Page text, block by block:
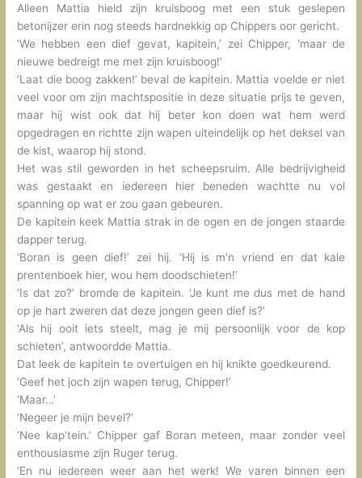
Alleen Mattia hield zijn kruisboog met een stuk geslepen
betonijzer erin nog steeds hardnekkig op Chippers oor gericht.
‘We hebben een dief gevat, kapitein,’ zei Chipper, ‘maar de
nieuwe bedreigt me met zijn kruisboog!’
‘Laat die boog zakken!’ beval de kapitein. Mattia voelde er niet
veel voor om zijn machtspositie in deze situatie prijs te geven,
maar hij wist ook dat hij beter kon doen wat hem werd
opgedragen en richtte zijn wapen uiteindelijk op het deksel van
de kist, waarop hij stond.
Het was stil geworden in het scheepsruim. Alle bedrijvigheid
was gestaakt en iedereen hier beneden wachtte nu vol
spanning op wat er zou gaan gebeuren.
De kapitein keek Mattia strak in de ogen en de jongen staarde
dapper terug.
‘Boran is geen dief!’ zei hij. ‘Hij is m’n vriend en dat kale
prentenboek hier, wou hem doodschieten!’
‘Is dat zo?’ bromde de kapitein. ‘Je kunt me dus met de hand
op je hart zweren dat deze jongen geen dief is?’
‘Als hij ooit iets steelt, mag je mij persoonlijk voor de kop
schieten’, antwoordde Mattia.
Dat leek de kapitein te overtuigen en hij knikte goedkeurend.
‘Geef het joch zijn wapen terug, Chipper!’
‘Maar…’
‘Negeer je mijn bevel?’
‘Nee kap’tein.’ Chipper gaf Boran meteen, maar zonder veel
enthousiasme zijn Ruger terug.
‘En nu iedereen weer aan het werk! We varen binnen een